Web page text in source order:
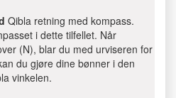
Qibla retning med kompass.
i dette tilfellet. Når
(N), blar du med urviseren for
du gjøre dine bønner i den
vinkelen.